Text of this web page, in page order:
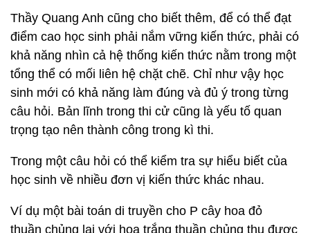
Thầy Quang Anh cũng cho biết thêm, để có thể đạt
điểm cao học sinh phải nắm vững kiến thức, phải có
khả năng nhìn cả hệ thống kiến thức nằm trong một
tổng thể có mối liên hệ chặt chẽ. Chỉ như vậy học
sinh mới có khả năng làm đúng và đủ ý trong từng
câu hỏi. Bản lĩnh trong thi cử cũng là yếu tố quan
trọng tạo nên thành công trong kì thi.
Trong một câu hỏi có thể kiểm tra sự hiểu biết của
học sinh về nhiều đơn vị kiến thức khác nhau.
Ví dụ một bài toán di truyền cho P cây hoa đỏ
thuần chủng lai với hoa trắng thuần chủng thu được